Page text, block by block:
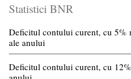
Statistici BNR
Deficitul contului curent, cu
ale anului
Deficitul contului curent, cu